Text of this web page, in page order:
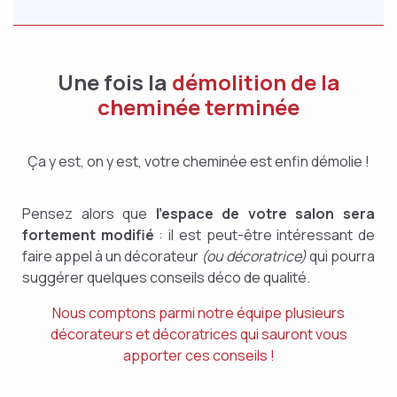
Une fois la démolition de la
cheminée terminée
Ça y est, on y est, votre cheminée est enfin démolie !
Pensez alors que l’espace de votre salon sera
fortement modifié : il est peut-être intéressant de
faire appel à un décorateur (ou décoratrice)qui pourra
suggérer quelques conseils déco de qualité.
Nous comptons parmi notre équipe plusieurs
décorateurs et décoratrices qui sauront vous
apporter ces conseils !